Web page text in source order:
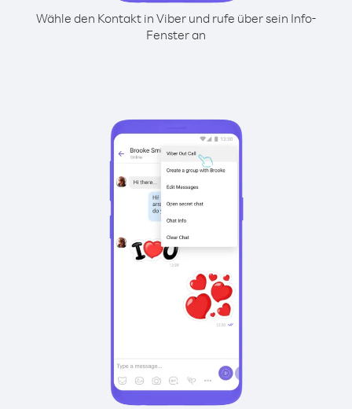
Wähle den Kontakt in Viber und rufe über sein Info-
Fenster an